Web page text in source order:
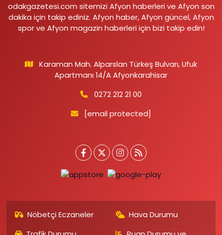
odakgazetesi.com sitemizi Afyon haberleri ve Afyon son
dakika için takip ediniz. Afyon haber, Afyon güncel, Afyon
spor ve Afyon magazin haberleri için bizi takip edin!
Karaman Mah. Alparslan Türkeş Bulvarı, Ufuk
Apartmanı 14/A Afyonkarahisar
0272 212 21 00
[email protected]
Nöbetçi Eczaneler
Hava Durumu